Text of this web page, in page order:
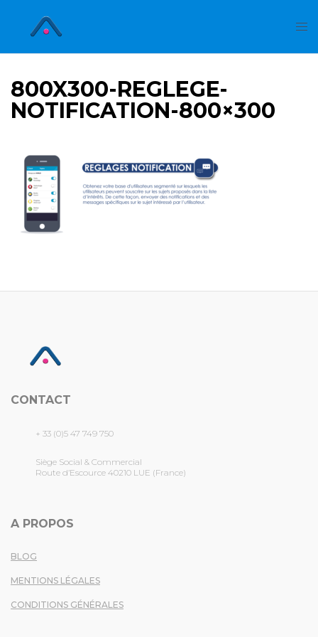
800X300-REGLEGE-
NOTIFICATION-800×300
CONTACT
+ 33 (0)5 47 749 750
Siège Social & Commercial
Route d’Escource 40210 LUE (France)
A PROPOS
BLOG
MENTIONS LÉGALES
CONDITIONS GÉNÉRALES